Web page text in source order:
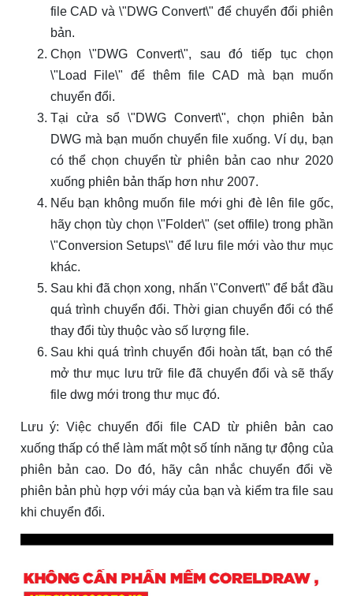
file CAD và \"DWG Convert\" để chuyển đổi phiên
bản.
Chọn \"DWG Convert\", sau đó tiếp tục chọn
\"Load File\" để thêm file CAD mà bạn muốn
chuyển đổi.
Tại cửa sổ \"DWG Convert\", chọn phiên bản
DWG mà bạn muốn chuyển file xuống. Ví dụ, bạn
có thể chọn chuyển từ phiên bản cao như 2020
xuống phiên bản thấp hơn như 2007.
Nếu bạn không muốn file mới ghi đè lên file gốc,
hãy chọn tùy chọn \"Folder\" (set offile) trong phần
\"Conversion Setups\" để lưu file mới vào thư mục
khác.
Sau khi đã chọn xong, nhấn \"Convert\" để bắt đầu
quá trình chuyển đổi. Thời gian chuyển đổi có thể
thay đổi tùy thuộc vào số lượng file.
Sau khi quá trình chuyển đổi hoàn tất, bạn có thể
mở thư mục lưu trữ file đã chuyển đổi và sẽ thấy
file dwg mới trong thư mục đó.
Lưu ý: Việc chuyển đổi file CAD từ phiên bản cao
xuống thấp có thể làm mất một số tính năng tự động của
phiên bản cao. Do đó, hãy cân nhắc chuyển đổi về
phiên bản phù hợp với máy của bạn và kiểm tra file sau
khi chuyển đổi.